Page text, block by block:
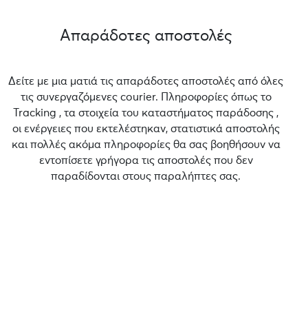
Απαράδοτες αποστολές
Δείτε με μια ματιά τις απαράδοτες αποστολές από όλες
τις συνεργαζόμενες courier. Πληροφορίες όπως το
Tracking , τα στοιχεία του καταστήματος παράδοσης ,
οι ενέργειες που εκτελέστηκαν, στατιστικά αποστολής
και πολλές ακόμα πληροφορίες θα σας βοηθήσουν να
εντοπίσετε γρήγορα τις αποστολές που δεν
παραδίδονται στους παραλήπτες σας.